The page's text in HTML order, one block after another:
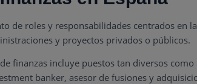
de roles y responsabilidades centrados en
y proyectos privados o públicos.
finanzas incluye puestos tan diversos
banker, asesor de fusiones y